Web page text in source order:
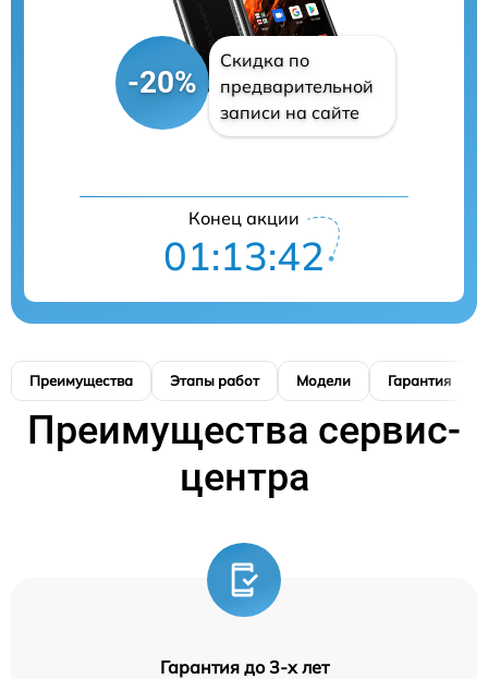
-20%
Скидка по
предварительной
записи на сайте
Конец акции
01:13:41
Преимущества Этапы работ Модели Гарантия
Преимущества сервис-
центра
Гарантия до 3-х лет